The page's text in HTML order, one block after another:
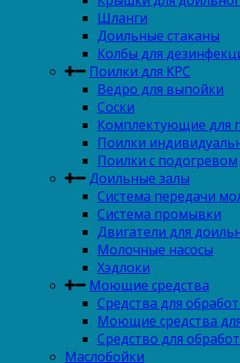
Шланги
Доильные стаканы
Колбы для
Поилки для КРС
Ведро для выпойки
Соски
Комплектующие для
Поилки
Поилки с подогревом
Доильные залы
Система передачи
Система промывки
Двигатели для
Молочные насосы
Хэдлоки
Моющие средства
Средства для
Моющие средства
Средство для
Маслобойки